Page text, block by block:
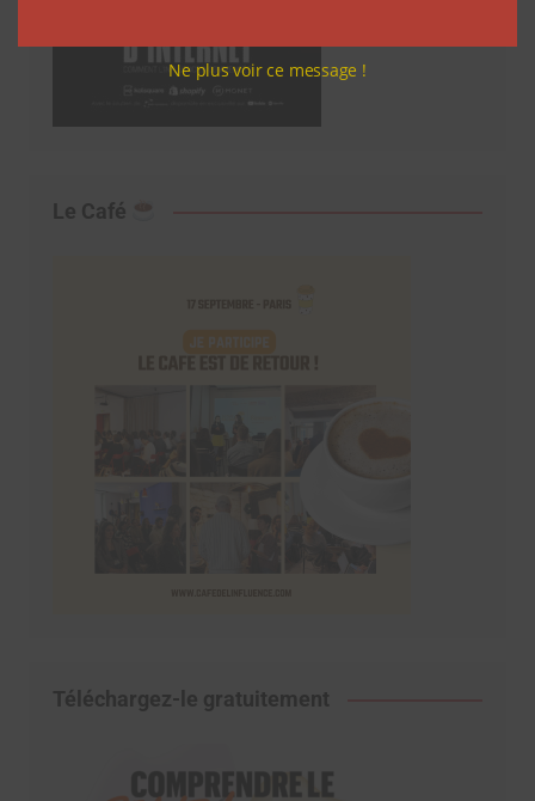
Le Café
Téléchargez-le gratuitement
Ne plus voir ce message !